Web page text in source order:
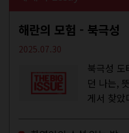
해란의 모험 - 북극성
2025.07.30
북극성 도태와 만족의 차이를 묻고 떠났
던 나는,
게서 찾았